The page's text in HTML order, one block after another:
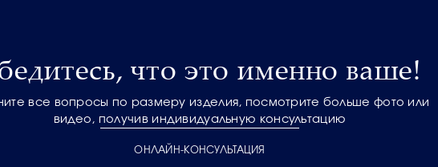
что это именно ваше!
все вопросы по размеру изделия, посмотрите больше фото или
видео, получив индивидуальную консультацию
ОНЛАЙН-КОНСУЛЬТАЦИЯ